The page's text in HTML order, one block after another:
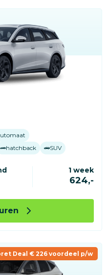
hatchback SUV
1 week
624,-
Deal € 226 voordeel p/w